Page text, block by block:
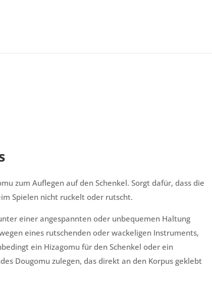
zum Auflegen auf den Schenkel. Sorgt dafür, dass die
Spielen nicht ruckelt oder rutscht.
einer angespannten oder unbequemen Haltung
eines rutschenden oder wackeligen Instruments,
ein Hizagomu für den Schenkel oder ein
Dougomu zulegen, das direkt an den Korpus geklebt